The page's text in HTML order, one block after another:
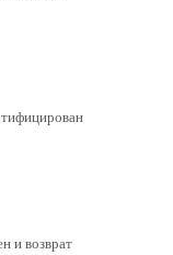
и возврат